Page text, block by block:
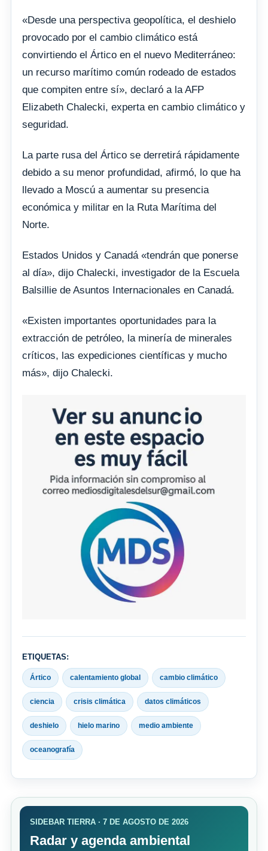
«Desde una perspectiva geopolítica, el deshielo
provocado por el cambio climático está
convirtiendo el Ártico en el nuevo Mediterráneo:
un recurso marítimo común rodeado de estados
que compiten entre sí», declaró a la AFP
Elizabeth Chalecki, experta en cambio climático y
seguridad.
La parte rusa del Ártico se derretirá rápidamente
debido a su menor profundidad, afirmó, lo que ha
llevado a Moscú a aumentar su presencia
económica y militar en la Ruta Marítima del
Norte.
Estados Unidos y Canadá «tendrán que ponerse
al día», dijo Chalecki, investigador de la Escuela
Balsillie de Asuntos Internacionales en Canadá.
«Existen importantes oportunidades para la
extracción de petróleo, la minería de minerales
críticos, las expediciones científicas y mucho
más», dijo Chalecki.
ETIQUETAS:
Ártico calentamiento global cambio climático
ciencia crisis climática datos climáticos
deshielo hielo marino medio ambiente
oceanografía
SIDEBAR TIERRA · 7 DE AGOSTO DE 2026
Radar y agenda ambiental